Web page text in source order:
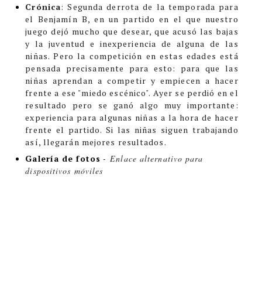
Crónica: Segunda derrota de la temporada para
el Benjamín B, en un partido en el que nuestro
juego dejó mucho que desear, que acusó las bajas
y la juventud e inexperiencia de alguna de las
niñas. Pero la competición en estas edades está
pensada precisamente para esto: para que las
niñas aprendan a competir y empiecen a hacer
frente a ese "miedo escénico". Ayer se perdió en el
resultado pero se ganó algo muy importante:
experiencia para algunas niñas a la hora de hacer
frente el partido. Si las niñas siguen trabajando
así, llegarán mejores resultados.
Galería de fotos -Enlace alternativo para
dispositivos móviles